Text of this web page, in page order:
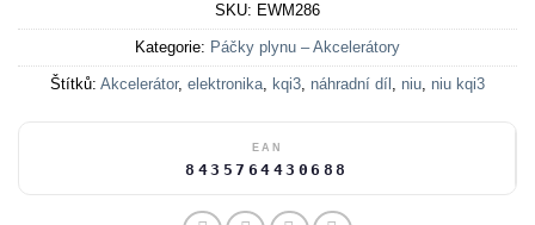
SKU: EWM286
Kategorie: Páčky plynu – Akcelerátory
Štítků: Akcelerátor, elektronika, kqi3, náhradní díl , niu, niu kqi3
EAN
8435764430688